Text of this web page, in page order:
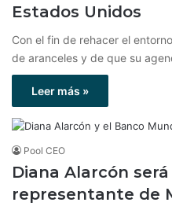
Estados Unidos
Con el fin de rehacer el
de aranceles y de que su
Leer más »
Pool CEO
Diana Alarcón
representante de